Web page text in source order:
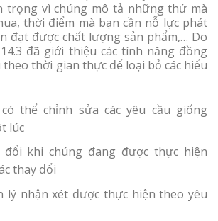
trọng vì chúng mô tả những thứ mà
thời điểm mà bạn cần nỗ lực phát
đạt được chất lượng sản phẩm,… Do
đã giới thiệu các tính năng đồng
thời gian thực để loại bỏ các hiểu
thể chỉnh sửa các yêu cầu giống
lúc
đổi khi chúng đang được thực hiện
thay đổi
lý nhận xét được thực hiện theo yêu